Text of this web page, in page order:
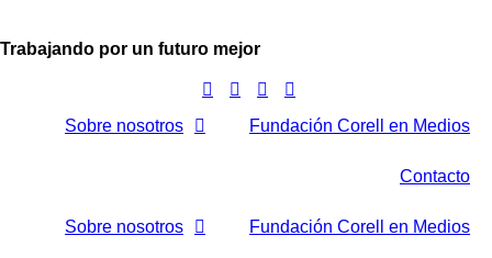
Trabajando por un futuro mejor
Sobre nosotros Fundación Corell en Medios
Contacto
Sobre nosotros Fundación Corell en Medios